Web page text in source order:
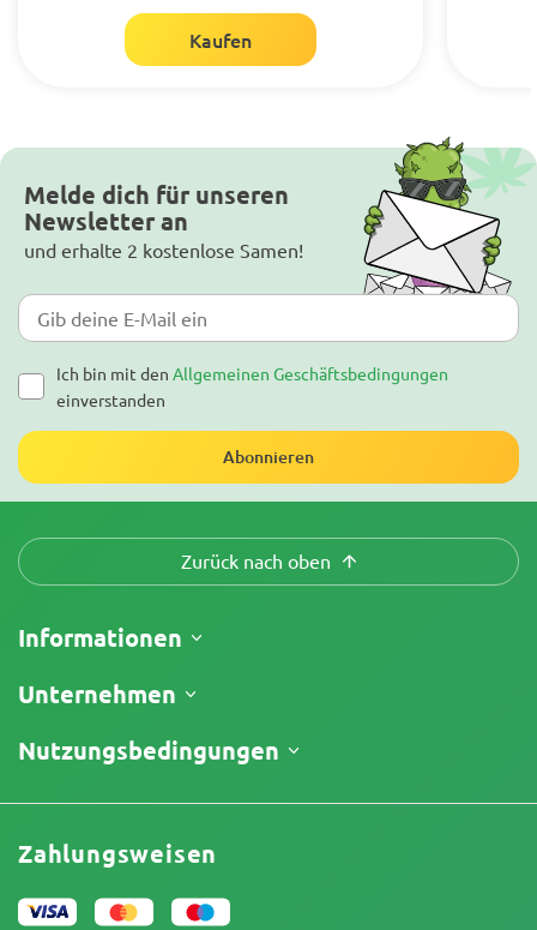
Kaufen
Melde dich für unseren
Newsletter an
und erhalte 2 kostenlose Samen!
Ich bin mit den Allgemeinen Geschäftsbedingungen
einverstanden
Abonnieren
Zurück nach oben
Informationen
Versand
Rückgaberecht
Unternehmen
Über uns
Testberichte
Affiliate-Partnerschaft
Unser Autorenteam
Sitemap
Nutzungsbedingungen
Geschäftsbedingungen
Datenschutzrichtlinie
Cookies-Richtlinie
Zahlungsweisen